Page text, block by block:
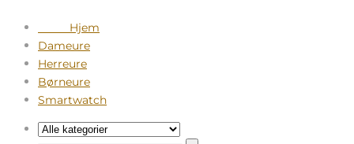
Hjem
Dameure
Herreure
Børneure
Smartwatch